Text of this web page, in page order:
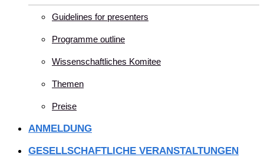
Guidelines for presenters
Programme outline
Wissenschaftliches Komitee
Themen
Preise
ANMELDUNG
GESELLSCHAFTLICHE VERANSTALTUNGEN